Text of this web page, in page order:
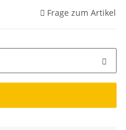
Frage zum Artikel